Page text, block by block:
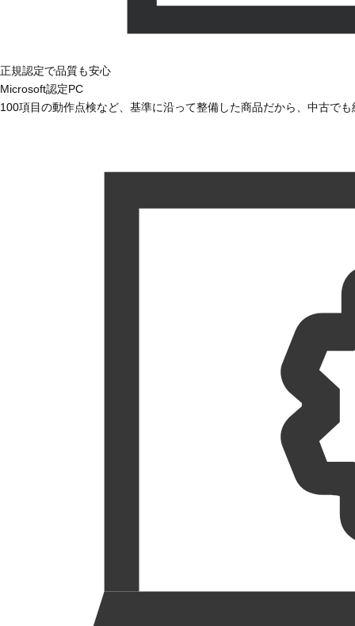
正規認定で品質も安心
Microsoft認定PC
100項目の動作点検など、基準に沿って整備した商品だから、中古で